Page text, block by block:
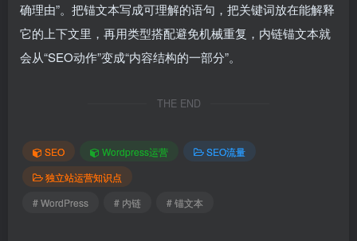
确理由”。把锚文本写成可理解的语句，把关键词放在能解释
它的上下文里，再用类型搭配避免机械重复，内链锚文本就
会从“SEO动作”变成“内容结构的一部分”。
THE END
SEO Wordpress运营
SEO流量
独立站运营知识点
# WordPress
# 内链 # 锚文本